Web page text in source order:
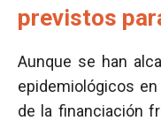
previstos
Aunque se han
epidemiológicos
de la financiación